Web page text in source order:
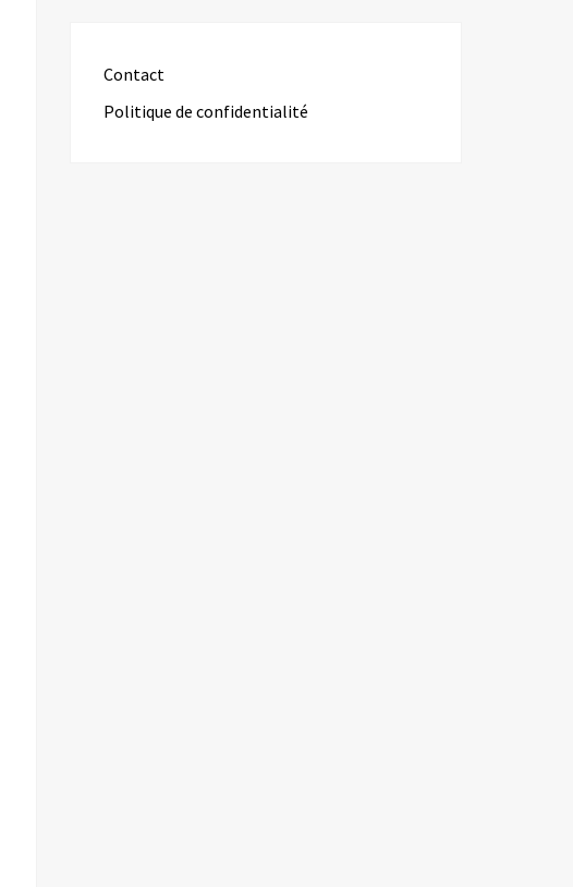
Contact
Politique de confidentialité